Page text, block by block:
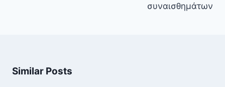
συναισθημάτων
Similar Posts